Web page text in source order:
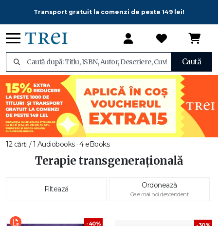
Transport gratuit la comenzi de peste 149 lei!
Caută
12 cărți / 1 Audiobooks · 4 eBooks
Terapie transgenerațională
Filtează Ordonează
Cele mai noi descendent
-40%